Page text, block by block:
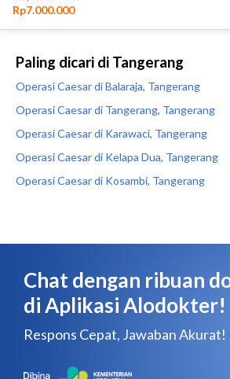
Paling dicari di Tangerang
Operasi Caesar di Balaraja, Tangerang
Operasi Caesar di Tangerang, Tangerang
Operasi Caesar di Karawaci, Tangerang
Operasi Caesar di Kelapa Dua, Tangerang
Operasi Caesar di Kosambi, Tangerang